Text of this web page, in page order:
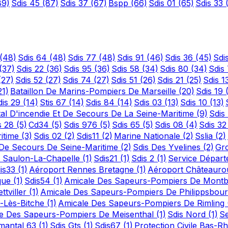
Sdis 45 (87) Sdis 37 (67) Bspp (66) Sdis 01 (65) Sdis 33
(48) Sdis 64 (48) Sdis 77 (48) Sdis 91 (46) Sdis 36 (45)
Sdis 22 (36) Sdis 95 (36) Sdis 58 (34) Sdis 80 (34)
Sdis 52 (27) Sdis 74 (27) Sdis 51 (26) Sdis 21 (25) Sdis
Bataillon De Marins-Pompiers De Marseille (20) Sdis 19
29 (14) Stis 67 (14) Sdis 84 (14) Sdis 03 (13) Sdis 10 (13)
D'incendie Et De Secours De La Seine-Maritime (9)
28 (5) Cd34 (5) Sdis 976 (5) Sdis 65 (5) Sdis 08 (4) Sdis
(3) Sdis 02 (2) Sdis11 (2) Marine Nationale (2) Sslia (2)
Secours De Seine-Maritime (2) Sdis Des Yvelines (2)
La-Chapelle (1) Sdis21 (1) Sdis 2 (1) Service
(1) Aéroport Rennes Bretagne (1) Aéroport
(1) Sdis54 (1) Amicale Des Sapeurs-Pompiers De
(1) Amicale Des Sapeurs-Pompiers De
Lès-Bitche (1) Amicale Des Sapeurs-Pompiers De Rimling
Des Sapeurs-Pompiers De Meisenthal (1) Sdis Nord (1)
63 (1) Sdis Gts (1) Sdis67 (1) Protection Civile Bas-